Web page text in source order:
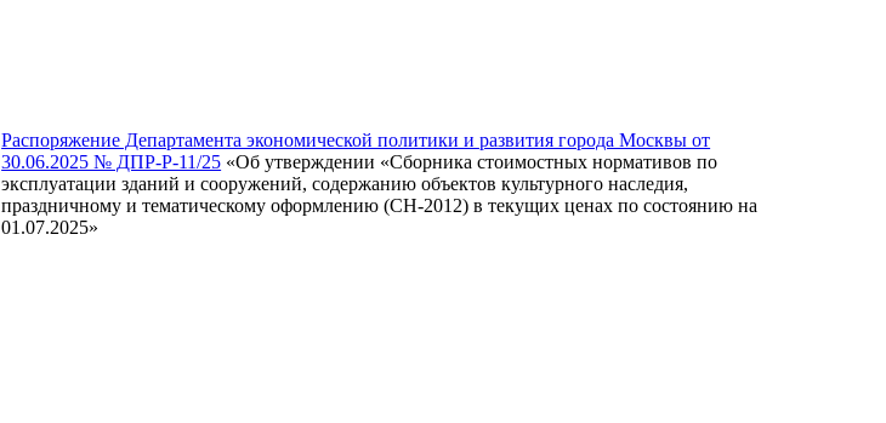
Распоряжение Департамента экономической политики и развития города Москвы от
30.06.2025 № ДПР-Р-11/25 «Об утверждении «Сборника стоимостных нормативов по
эксплуатации зданий и сооружений, содержанию объектов культурного наследия,
праздничному и тематическому оформлению (СН-2012) в текущих ценах по состоянию на
01.07.2025»